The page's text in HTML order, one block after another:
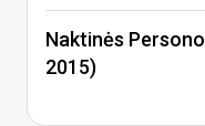
Naktinės
2015)